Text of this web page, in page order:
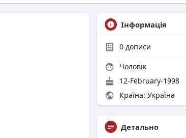
Інформація
0 дописи
Чоловік
12-February-1998
Країна: Україна
Детально